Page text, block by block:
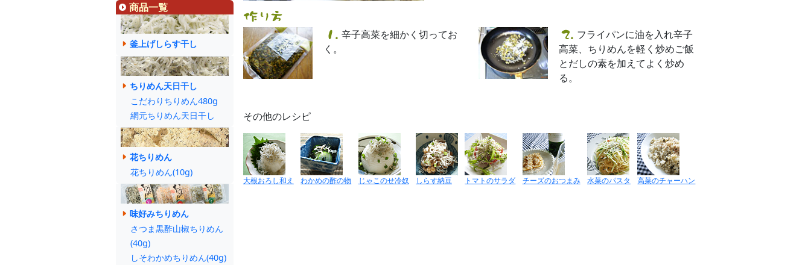
商品一覧
釜上げしらす干し
ちりめん天日干し
こだわりちりめん480g
網元ちりめん天日干し
花ちりめん
花ちりめん(10g)
味好みちりめん
さつま黒酢山椒ちりめん
(40g)
しそわかめちりめん(40g)
辛子高菜を細かく切ってお
く。
フライパンに油を入れ辛子
高菜、ちりめんを軽く炒めご飯
とだしの素を加えてよく炒め
る。
その他のレシピ
大根おろし和え わかめの酢の物 じゃこのせ冷奴 しらす納豆 トマトのサラダ チーズのおつまみ 水菜のパスタ 高菜のチャーハン